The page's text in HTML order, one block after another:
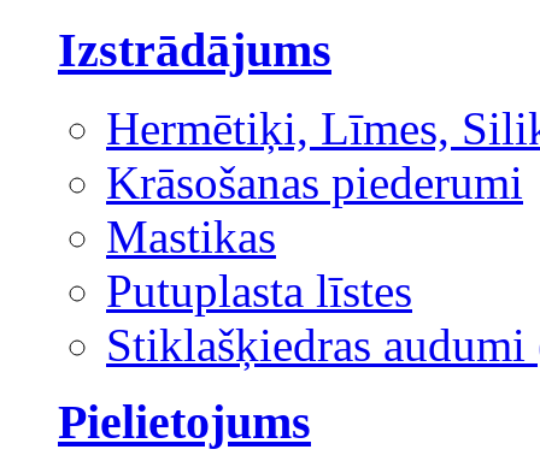
Izstrādājums
Hermētiķi, Līmes,
Krāsošanas piederumi
Mastikas
Putuplasta līstes
Stiklašķiedras audumi
Pielietojums